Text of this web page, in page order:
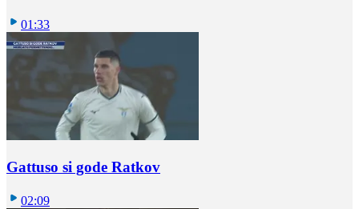
01:33
Gattuso si gode Ratkov
02:09